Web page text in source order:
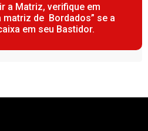
a Matriz, verifique em
matriz de Bordados” se a
em seu Bastidor.